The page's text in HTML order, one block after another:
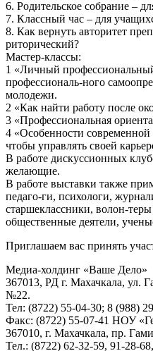
6. Родительское собрание –
7. Классный час – для
8. Как вернуть авторитет
риторический?
Мастер-классы:
1 «Личный
профессиональ-ного
молодежи.
2 «Как найти работу после
3 «Профессиональная
4 «Особенности
чтобы управлять своей
В работе дискуссионных
желающие.
В работе выставки также
педаго-ги, психологи,
старшеклассники, волон-
общественные деятели,
Приглашаем вас принять
Медиа-холдинг «Ваше Дело»
367013, РД г. Махачкала, ул.
№22.
Тел: (8722) 55-04-30; 8 (988)
Факс: (8722) 55-07-41 НОУ
367010, г. Махачкала, пр.
Тел.: (8722) 62-32-59, 91-28-68,